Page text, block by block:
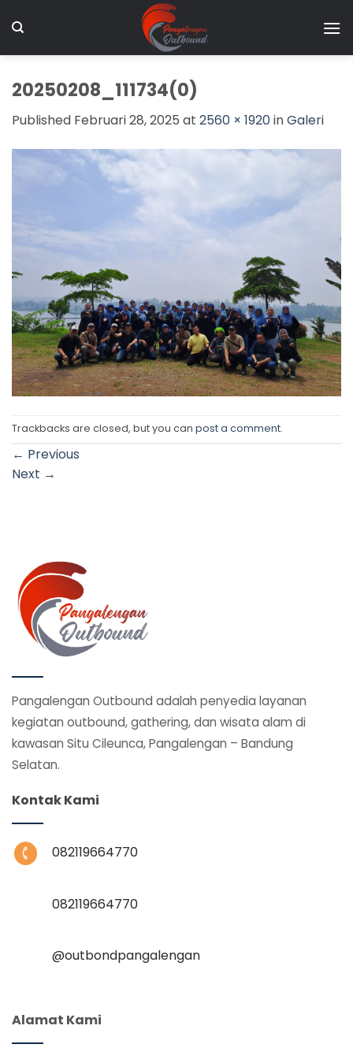
to
20250208_111734(0)
Published Februari 28, 2025 at 2560 × 1920inGaleri
Trackbacks are closed, but you can post a comment.
← Previous
Next →
Pangalengan Outbound adalah penyedia layanan
kegiatan outbound, gathering, dan wisata alam di
kawasan Situ Cileunca, Pangalengan – Bandung
Selatan.
Kontak Kami
082119664770
082119664770
@‌outbondpangalengan
Alamat Kami